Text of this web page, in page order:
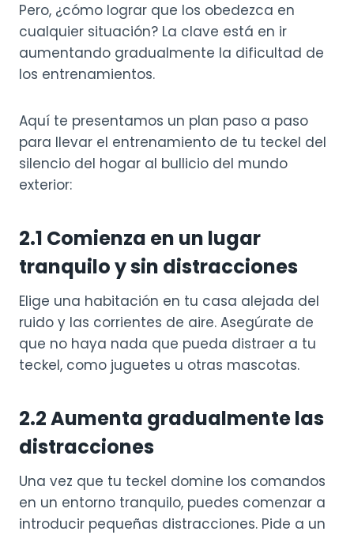
Pero, ¿cómo lograr que los obedezca en
cualquier situación? La clave está en ir
aumentando gradualmente la dificultad de
los entrenamientos.
Aquí te presentamos un plan paso a paso
para llevar el entrenamiento de tu teckel del
silencio del hogar al bullicio del mundo
exterior:
2.1 Comienza en un lugar
tranquilo y sin distracciones
Elige una habitación en tu casa alejada del
ruido y las corrientes de aire. Asegúrate de
que no haya nada que pueda distraer a tu
teckel, como juguetes u otras mascotas.
2.2 Aumenta gradualmente las
distracciones
Una vez que tu teckel domine los comandos
en un entorno tranquilo, puedes comenzar a
introducir pequeñas distracciones. Pide a un